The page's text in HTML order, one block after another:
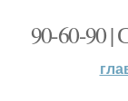
90-60-